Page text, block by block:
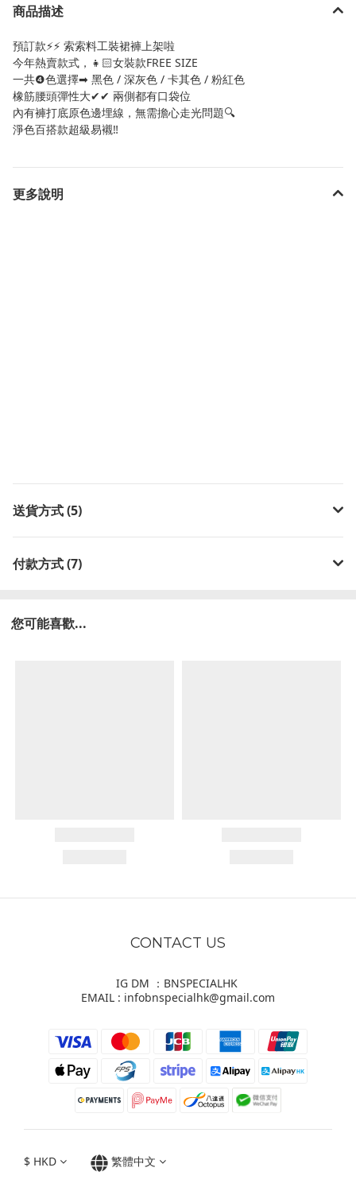
商品描述
預訂款⚡️⚡️ 索索料工裝裙褲上架啦
今年熱賣款式，👧🏻女裝款FREE SIZE
一共❹色選擇➡︎ 黑色 / 深灰色 / 卡其色 / 粉紅色
橡筋腰頭彈性大✔︎✔︎ 兩側都有口袋位
內有褲打底原色邊埋線，無需擔心走光問題🔍
淨色百搭款超級易襯‼️
更多說明
送貨方式 (5)
付款方式 (7)
您可能喜歡...
CONTACT US
IG DM ：BNSPECIALHK
EMAIL : infobnspecialhk@gmail.com
$ HKD 繁體中文